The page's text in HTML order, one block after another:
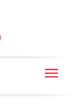
Toggle